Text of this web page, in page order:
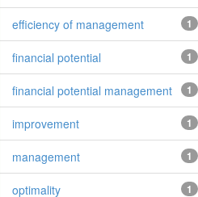
1
efficiency of management
1
financial potential
1
financial potential management
1
improvement
1
management
1
optimality